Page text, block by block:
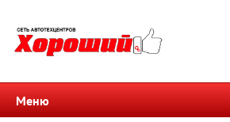
Меню